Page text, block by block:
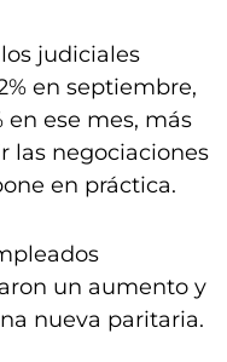
judiciales
en septiembre,
en ese mes, más
las negociaciones
en práctica.
un aumento y
nueva paritaria.